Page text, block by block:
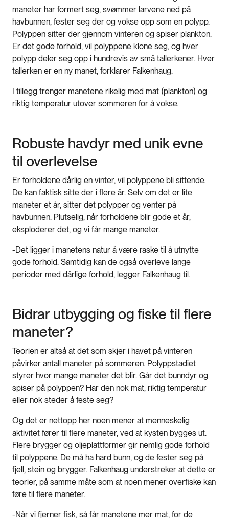
maneter har formert seg, svømmer larvene ned på
havbunnen, fester seg der og vokse opp som en polypp.
Polyppen sitter der gjennom vinteren og spiser plankton.
Er det gode forhold, vil polyppene klone seg, og hver
polypp deler seg opp i hundrevis av små tallerkener. Hver
tallerken er en ny manet, forklarer Falkenhaug.
I tillegg trenger manetene rikelig med mat (plankton) og
riktig temperatur utover sommeren for å vokse.
Robuste havdyr med unik evne
til overlevelse
Er forholdene dårlig en vinter, vil polyppene bli sittende.
De kan faktisk sitte der i flere år. Selv om det er lite
maneter et år, sitter det polypper og venter på
havbunnen. Plutselig, når forholdene blir gode et år,
eksploderer det, og vi får mange maneter.
-Det ligger i manetens natur å være raske til å utnytte
gode forhold. Samtidig kan de også overleve lange
perioder med dårlige forhold, legger Falkenhaug til.
Bidrar utbygging og fiske til flere
maneter?
Teorien er altså at det som skjer i havet på vinteren
påvirker antall maneter på sommeren. Polyppstadiet
styrer hvor mange maneter det blir. Går det bunndyr og
spiser på polyppen? Har den nok mat, riktig temperatur
eller nok steder å feste seg?
Og det er nettopp her noen mener at menneskelig
aktivitet fører til flere maneter, ved at kysten bygges ut.
Flere brygger og oljeplattformer gir nemlig gode forhold
til polyppene. De må ha hard bunn, og de fester seg på
fjell, stein og brygger. Falkenhaug understreker at dette er
teorier, på samme måte som at noen mener overfiske kan
føre til flere maneter.
-Når vi fjerner fisk, så får manetene mer mat, for de